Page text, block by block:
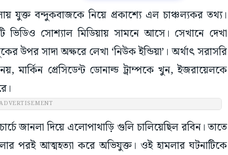
যুক্ত বন্দুকবাজকে নিয়ে প্রকাশ্যে এল চাঞ্চল্যকর তথ্য।
ভিডিও সোশ্যাল মিডিয়ায় সামনে আসে। সেখানে দেখা
উপর সাদা অক্ষরে লেখা ‘নিউক ইন্ডিয়া’। অর্থাৎ সরাসরি
প্রেসিডেন্ট ডোনাল্ড ট্রাম্পকে খুন, ইজরায়েলকে
জানলা দিয়ে এলোপাথাড়ি গুলি চালিয়েছিল রবিন। তাতে
পরই আত্মহত্যা করে অভিযুক্ত। ওই হামলার ঘটনাটিকে